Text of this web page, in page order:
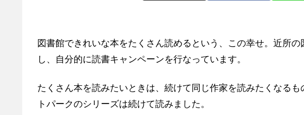
図書館できれいな本をたくさん読めるという、この幸せ。近所
し、自分的に読書キャンペーンを行なっています。
たくさん本を読みたいときは、続けて同じ作家を読みたくなる
トパークのシリーズは続けて読みました。